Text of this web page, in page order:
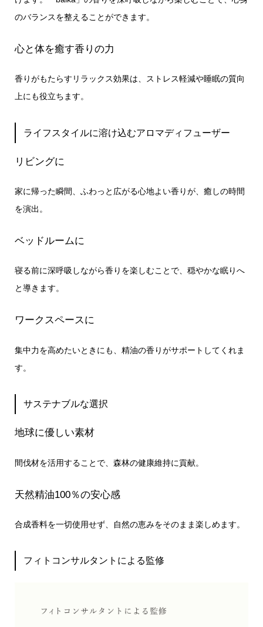
のバランスを整えることができます。
心と体を癒す香りの力
香りがもたらすリラックス効果は、ストレス軽減や睡眠の質向
上にも役立ちます。
ライフスタイルに溶け込むアロマディフューザー
リビングに
家に帰った瞬間、ふわっと広がる心地よい香りが、癒しの時間
を演出。
ベッドルームに
寝る前に深呼吸しながら香りを楽しむことで、穏やかな眠りへ
と導きます。
ワークスペースに
集中力を高めたいときにも、精油の香りがサポートしてくれま
す。
サステナブルな選択
地球に優しい素材
間伐材を活用することで、森林の健康維持に貢献。
天然精油100％の安心感
合成香料を一切使用せず、自然の恵みをそのまま楽しめます。
フィトコンサルタントによる監修